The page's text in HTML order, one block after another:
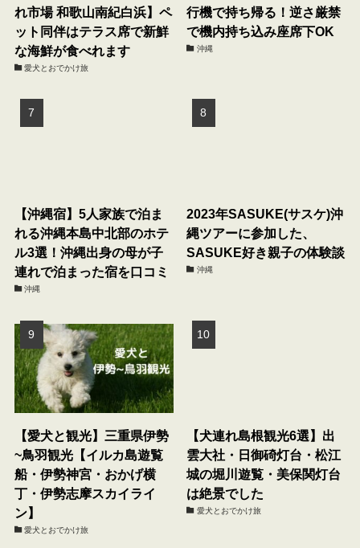
れ市場 和歌山南紀白浜】ペ
ット同伴はテラス席で新鮮
な海鮮が食べれます
愛犬とおでかけ旅
行機で持ち帰る！逆さ厳禁
で機内持ち込み座席下OK
沖縄
【沖縄宿】5人家族で泊ま
れる沖縄本島中北部のホテ
ル3選！沖縄出身の母が子
連れで泊まった宿を口コミ
沖縄
2023年SASUKE(サスケ)沖
縄ツアーに参加した、
SASUKE好き親子の体験談
沖縄
【愛犬と観光】三重県伊勢
~鳥羽観光【イルカ島遊覧
船・伊勢神宮・おかげ横
丁・伊勢志摩スカイライ
ン】
愛犬とおでかけ旅
【犬連れ島根観光6選】出
雲大社・日御碕灯台・松江
城の堀川遊覧・美保関灯台
は絶景でした
愛犬とおでかけ旅